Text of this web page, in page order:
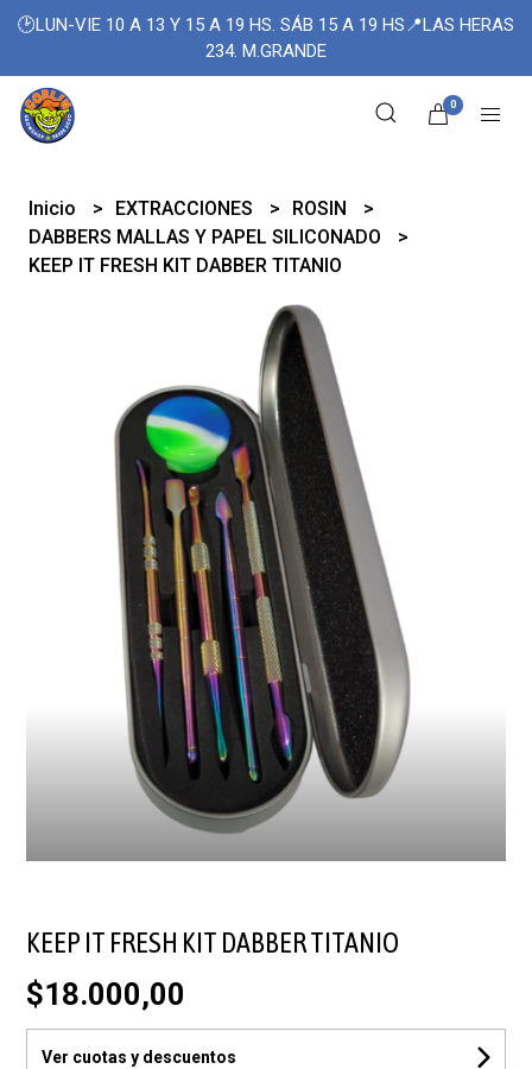
🕑LUN-VIE 10 A 13 Y 15 A 19 HS. SÁB 15 A 19 HS📍LAS HERAS
234. M.GRANDE
0
Inicio EXTRACCIONES
ROSIN
DABBERS MALLAS Y PAPEL SILICONADO
KEEP IT FRESH KIT DABBER TITANIO
KEEP IT FRESH KIT DABBER TITANIO
$18.000,00
Ver cuotas y descuentos